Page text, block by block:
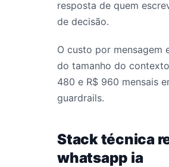
resposta de quem
de decisão.
O custo por mensagem
do tamanho do
480 e R$ 960 mensais
guardrails.
Stack técnica
whatsapp ia